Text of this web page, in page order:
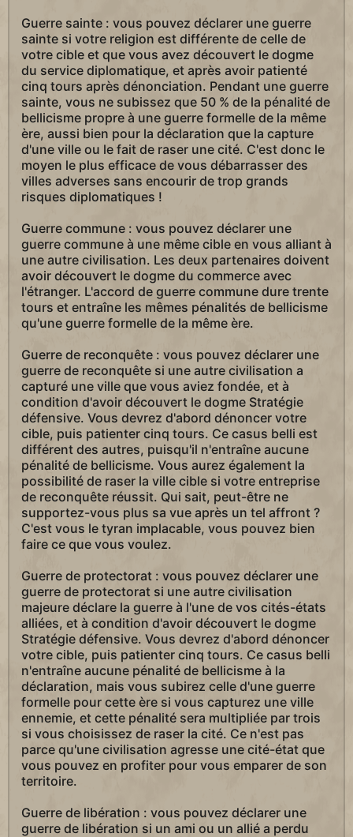
Guerre sainte : vous pouvez déclarer une guerre
sainte si votre religion est différente de celle de
votre cible et que vous avez découvert le dogme
du service diplomatique, et après avoir patienté
cinq tours après dénonciation. Pendant une guerre
sainte, vous ne subissez que 50 % de la pénalité de
bellicisme propre à une guerre formelle de la même
ère, aussi bien pour la déclaration que la capture
d'une ville ou le fait de raser une cité. C'est donc le
moyen le plus efficace de vous débarrasser des
villes adverses sans encourir de trop grands
risques diplomatiques !
Guerre commune : vous pouvez déclarer une
guerre commune à une même cible en vous alliant à
une autre civilisation. Les deux partenaires doivent
avoir découvert le dogme du commerce avec
l'étranger. L'accord de guerre commune dure trente
tours et entraîne les mêmes pénalités de bellicisme
qu'une guerre formelle de la même ère.
Guerre de reconquête : vous pouvez déclarer une
guerre de reconquête si une autre civilisation a
capturé une ville que vous aviez fondée, et à
condition d'avoir découvert le dogme Stratégie
défensive. Vous devrez d'abord dénoncer votre
cible, puis patienter cinq tours. Ce casus belli est
différent des autres, puisqu'il n'entraîne aucune
pénalité de bellicisme. Vous aurez également la
possibilité de raser la ville cible si votre entreprise
de reconquête réussit. Qui sait, peut-être ne
supportez-vous plus sa vue après un tel affront ?
C'est vous le tyran implacable, vous pouvez bien
faire ce que vous voulez.
Guerre de protectorat : vous pouvez déclarer une
guerre de protectorat si une autre civilisation
majeure déclare la guerre à l'une de vos cités-états
alliées, et à condition d'avoir découvert le dogme
Stratégie défensive. Vous devrez d'abord dénoncer
votre cible, puis patienter cinq tours. Ce casus belli
n'entraîne aucune pénalité de bellicisme à la
déclaration, mais vous subirez celle d'une guerre
formelle pour cette ère si vous capturez une ville
ennemie, et cette pénalité sera multipliée par trois
si vous choisissez de raser la cité. Ce n'est pas
parce qu'une civilisation agresse une cité-état que
vous pouvez en profiter pour vous emparer de son
territoire.
Guerre de libération : vous pouvez déclarer une
guerre de libération si un ami ou un allié a perdu